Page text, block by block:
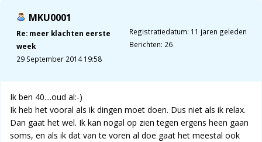
MKU0001
Re: meer klachten eerste
week
29 September 2014 19:58
Registratiedatum: 11 jaren geleden
Berichten: 26
Ik ben 40....oud al:-)
Ik heb het vooral als ik dingen moet doen. Dus niet als ik relax.
Dan gaat het wel. Ik kan nogal op zien tegen ergens heen gaan
soms, en als ik dat van te voren al doe gaat het meestal ook